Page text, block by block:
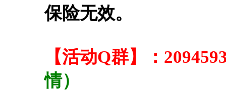
保险无效。
【活动Q群】：
情）